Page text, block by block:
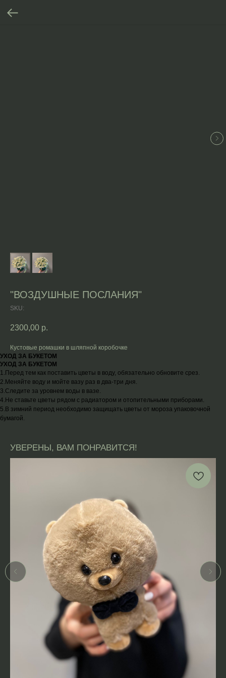
"ВОЗДУШНЫЕ ПОСЛАНИЯ"
SKU:
2300,00 р.
Кустовые ромашки в шляпной коробочке
УХОД ЗА БУКЕТОМ
УХОД ЗА БУКЕТОМ
1.Перед тем как поставить цветы в воду, обязательно обновите срез.
2.Меняйте воду и мойте вазу раз в два-три дня.
3.Следите за уровнем воды в вазе.
4.Не ставьте цветы рядом с радиатором и отопительными приборами.
5.В зимний период необходимо защищать цветы от мороза упаковочной
бумагой.
УВЕРЕНЫ, ВАМ ПОНРАВИТСЯ!